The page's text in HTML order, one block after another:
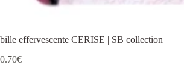
bille effervescente CERISE | SB collection
0.70€